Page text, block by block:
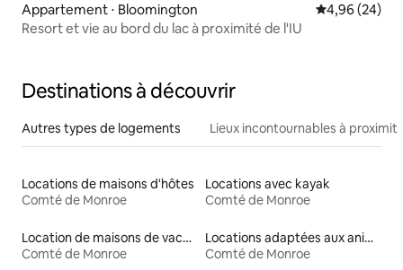
Appartement ⋅ Bloomington Évaluation
4,96 (24)
Resort et vie au bord du lac à proximité de l'IU
Destinations à découvrir
Autres types de logements Lieux incontournables à
Locations de maisons d'hôtes
Comté de Monroe
Locations avec kayak
Comté de Monroe
Location de maisons de vacances
Comté de Monroe
Locations adaptées aux animaux
Comté de Monroe